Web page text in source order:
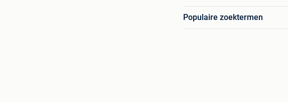
Populaire zoektermen